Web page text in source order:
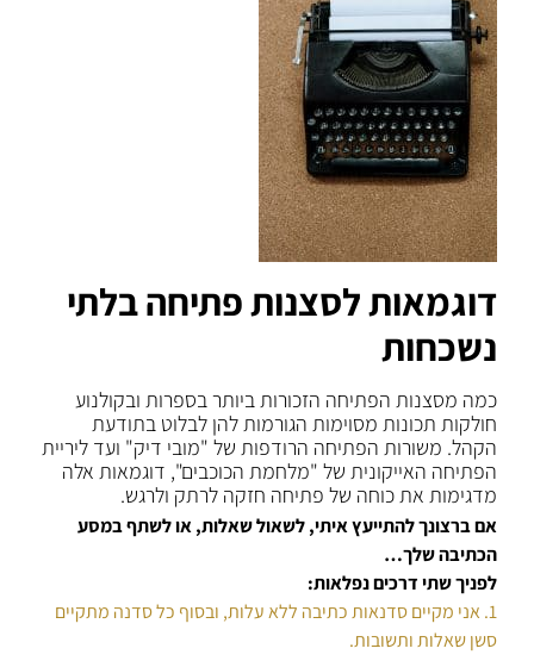
דוגמאות לסצנות פתיחה בלתי
נשכחות
כמה מסצנות הפתיחה הזכורות ביותר בספרות ובקולנוע
חולקות תכונות מסוימות הגורמות להן לבלוט בתודעת
הקהל. משורות הפתיחה הרודפות של "מובי דיק" ועד ליריית
הפתיחה האייקונית של "מלחמת הכוכבים", דוגמאות אלה
מדגימות את כוחה של פתיחה חזקה לרתק ולרגש.
אם ברצונך להתייעץ איתי, לשאול שאלות, או לשתף במסע
הכתיבה שלך…
לפניך שתי דרכים נפלאות:
1. אני מקיים סדנאות כתיבה ללא עלות, ובסוף כל סדנה מתקיים
סשן שאלות ותשובות.